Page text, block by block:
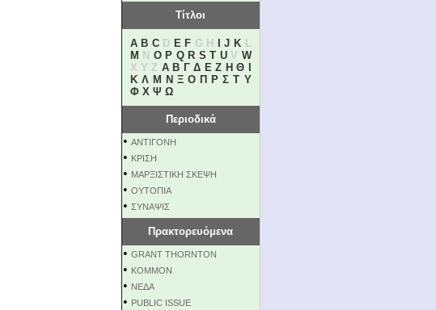
Τίτλοι
A B CD E F G H J KL
M N O P Q R S T UV W
X Y Z Α Β Γ Δ Ε Ζ Η Θ
Κ Λ Μ Ν Ξ Ο Π Ρ Σ Τ Υ
Φ Χ Ψ Ω
Περιοδικά
• ΑΝΤΙΓΟΝΗ
• ΚΡΙΣΗ
• ΜΑΡΞΙΣΤΙΚΗ ΣΚΕΨΗ
• ΟΥΤΟΠΙΑ
• ΣΥΝΑΨΙΣ
Πρακτορευόμενα
• GRANT THORNTON
• KOMMON
• NEΔΑ
• PUBLIC ISSUE